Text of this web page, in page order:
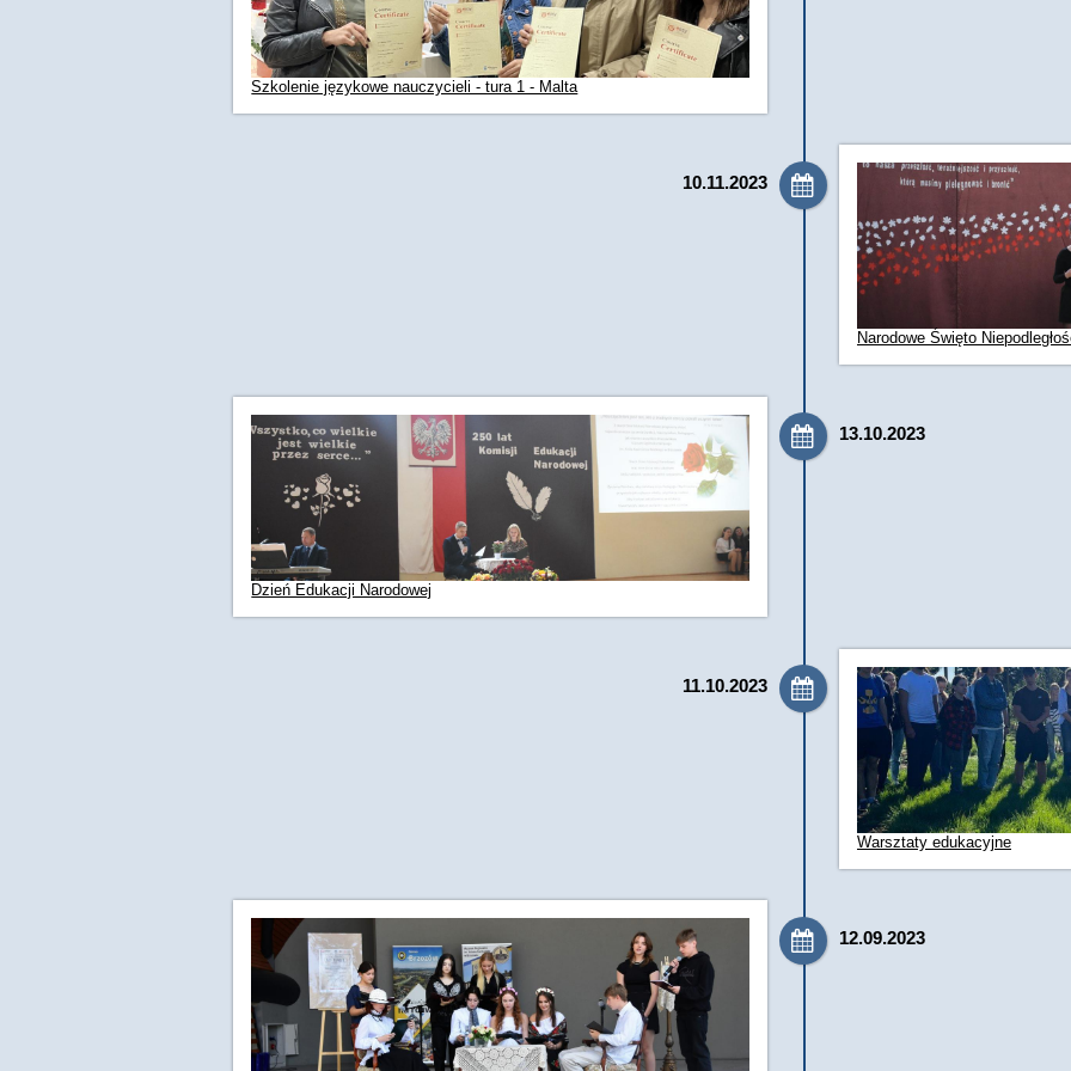
Szkolenie językowe nauczycieli - tura 1 - Malta
10.11.2023
Narodowe Święto
13.10.2023
Dzień Edukacji Narodowej
11.10.2023
Warsztaty edukacyjne
12.09.2023